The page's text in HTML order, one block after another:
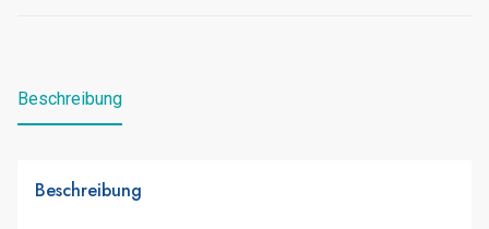
Beschreibung
Beschreibung